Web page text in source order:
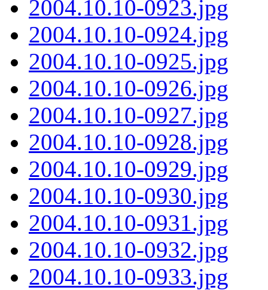
2004.10.10-0923.jpg
2004.10.10-0924.jpg
2004.10.10-0925.jpg
2004.10.10-0926.jpg
2004.10.10-0927.jpg
2004.10.10-0928.jpg
2004.10.10-0929.jpg
2004.10.10-0930.jpg
2004.10.10-0931.jpg
2004.10.10-0932.jpg
2004.10.10-0933.jpg